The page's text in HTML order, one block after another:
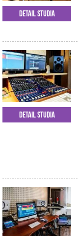
Detail studia
Detail studia